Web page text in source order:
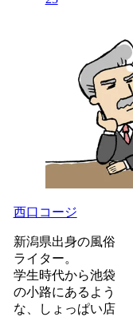
西口コージ
新潟県出身の風俗
ライター。
学生時代から池袋
の小路にあるよう
な、しょっぱい店